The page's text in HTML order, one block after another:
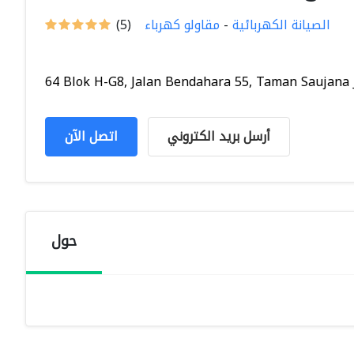
(5) الصيانة الكهربائية- مقاولو كهرباء
64 Blok H-G8, Jalan Bendahara 55, Taman Saujana
اتصل الآن أرسل بريد الكتروني
حول